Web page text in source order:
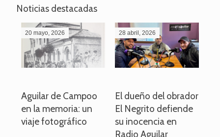
Noticias destacadas
20 mayo, 2026
Aguilar de Campoo
en la memoria: un
viaje fotográfico
28 abril, 2026
El dueño del obrador
El Negrito defiende
su inocencia en
Radio Aguilar